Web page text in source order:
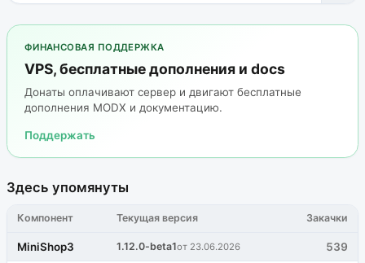
ФИНАНСОВАЯ ПОДДЕРЖКА
VPS, бесплатные дополнения и docs
Донаты оплачивают сервер и двигают бесплатные
дополнения MODX и документацию.
Поддержать
Здесь упомянуты
Компонент Текущая версия Закачки
MiniShop3 1.12.0-beta1от 23.06.2026 539